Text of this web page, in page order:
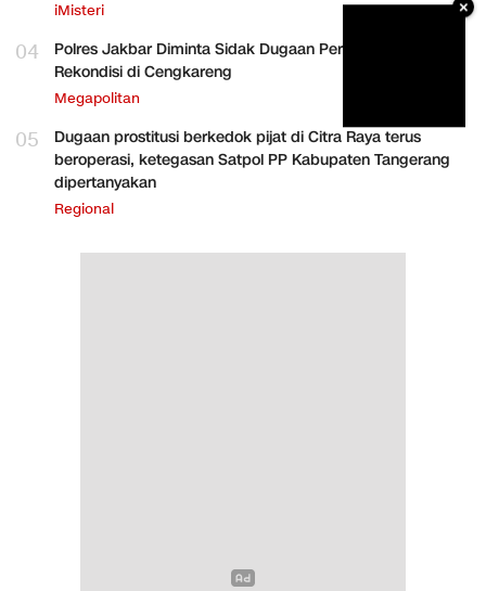
iMisteri
04
Polres Jakbar Diminta Sidak Dugaan Perakitan HP
Rekondisi di Cengkareng
Megapolitan
05
Dugaan prostitusi berkedok pijat di Citra Raya terus
beroperasi, ketegasan Satpol PP Kabupaten Tangerang
dipertanyakan
Regional
×